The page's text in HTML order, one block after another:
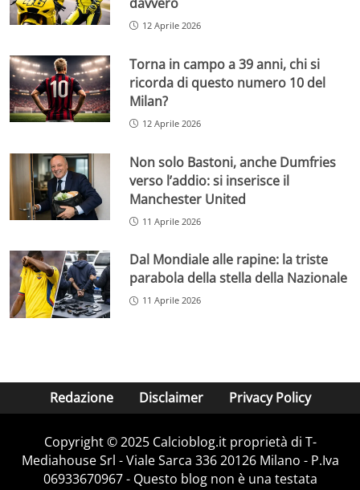
12 Aprile 2026
Torna in campo a 39 anni, chi si
ricorda di questo numero 10 del
Milan?
12 Aprile 2026
Non solo Bastoni, anche Dumfries
verso l’addio: si inserisce il
Manchester United
11 Aprile 2026
Dal Mondiale alle rapine: la triste
parabola della stella della Nazionale
11 Aprile 2026
Redazione Disclaimer Privacy Policy
Copyright © 2025 Calcioblog.it proprietà di T-
Mediahouse Srl - Viale Sarca 336 20126 Milano - P.Iva
06933670967 - Questo blog non è una testata